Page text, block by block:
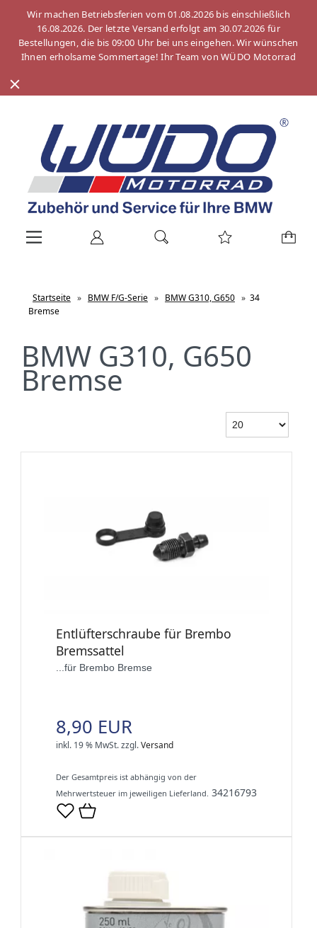
Wir machen Betriebsferien vom 01.08.2026 bis einschließlich
16.08.2026. Der letzte Versand erfolgt am 30.07.2026 für
Bestellungen, die bis 09:00 Uhr bei uns eingehen. Wir wünschen
Ihnen erholsame Sommertage! Ihr Team von WÜDO Motorrad
Startseite » BMW F/G-Serie » BMW G310, G650 » 34
Bremse
BMW G310, G650
Bremse
Entlüfterschraube für Brembo
Bremssattel
...für Brembo Bremse
8,90 EUR
inkl. 19 % MwSt.zzgl.Versand
Der Gesamtpreis ist abhängig von der
Mehrwertsteuer im jeweiligen Lieferland. 34216793